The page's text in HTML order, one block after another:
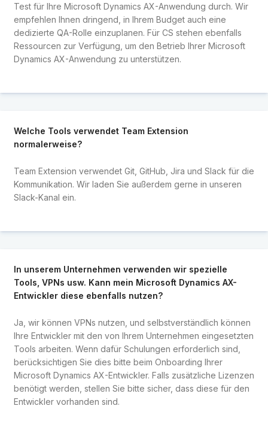
Test für Ihre Microsoft Dynamics AX-Anwendung durch. Wir
empfehlen Ihnen dringend, in Ihrem Budget auch eine
dedizierte QA-Rolle einzuplanen. Für CS stehen ebenfalls
Ressourcen zur Verfügung, um den Betrieb Ihrer Microsoft
Dynamics AX-Anwendung zu unterstützen.
Welche Tools verwendet Team Extension
normalerweise?
Team Extension verwendet Git, GitHub, Jira und Slack für die
Kommunikation. Wir laden Sie außerdem gerne in unseren
Slack-Kanal ein.
In unserem Unternehmen verwenden wir spezielle
Tools, VPNs usw. Kann mein Microsoft Dynamics AX-
Entwickler diese ebenfalls nutzen?
Ja, wir können VPNs nutzen, und selbstverständlich können
Ihre Entwickler mit den von Ihrem Unternehmen eingesetzten
Tools arbeiten. Wenn dafür Schulungen erforderlich sind,
berücksichtigen Sie dies bitte beim Onboarding Ihrer
Microsoft Dynamics AX-Entwickler. Falls zusätzliche Lizenzen
benötigt werden, stellen Sie bitte sicher, dass diese für den
Entwickler vorhanden sind.